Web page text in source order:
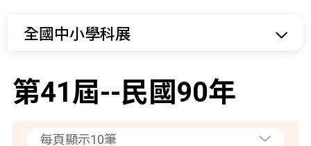
全國中小學科展
第41屆--民國90年